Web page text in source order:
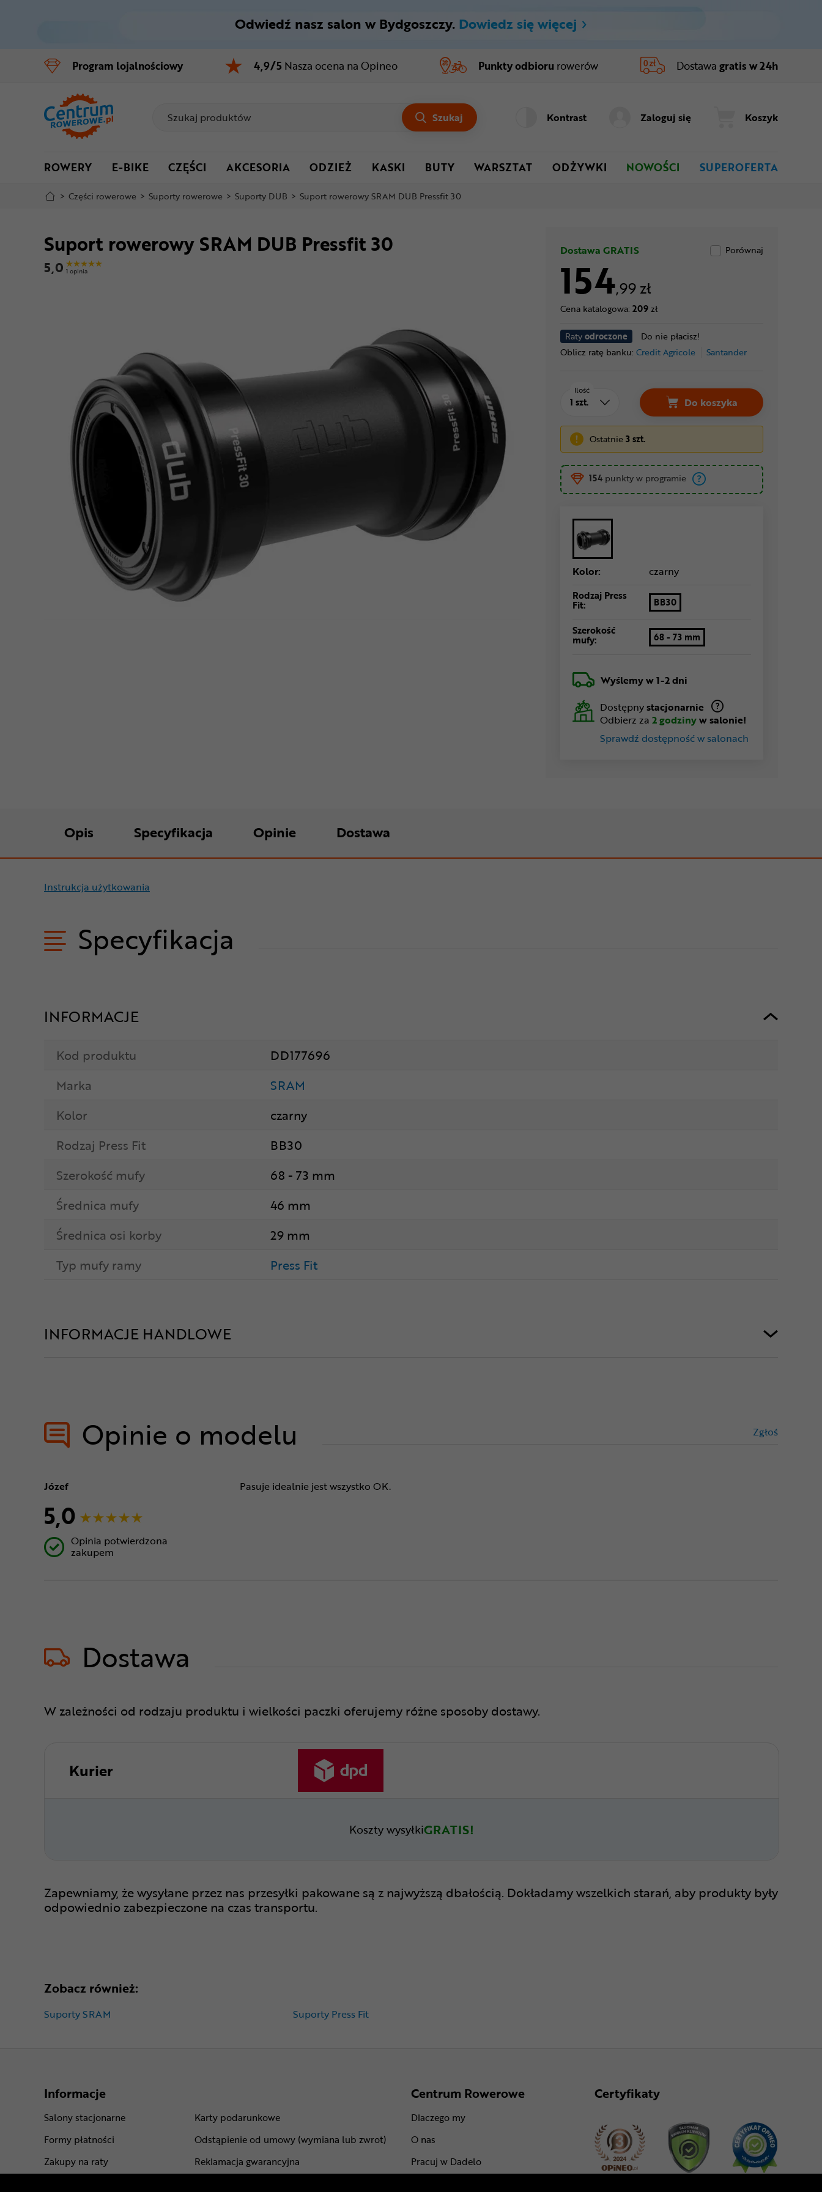
Menu główne
Informacje o produkcie
Do koszyka
Szczegółowe informacje
Mapa strony
Odwiedź nasz salon w Bydgoszczy. Dowiedz się więcej
Program lojalnościowy 4,9/5 Nasza ocena na Opineo Punkty odbioru rowerów Dostawa gratis w 24h
Szukaj Kontrast Zaloguj się Koszyk
ROWERY E-BIKE CZĘŚCI AKCESORIA ODZIEŻ KASKI BUTY WARSZTAT ODŻYWKI NOWOŚCI SUPEROFERTA
> Części rowerowe > Suporty rowerowe > Suporty DUB > Suport rowerowy SRAM DUB Pressfit 30
Suport rowerowy SRAM DUB Pressfit 30
5,0 1 opinia
Dostawa GRATIS Porównaj
154,99 zł
Cena katalogowa: 209zł
Ratyodroczone
Do nie płacisz!
Oblicz ratę banku: Credit Agricole Santander
Ilość
Do koszyka
Ostatnie3 szt.
154 punkty w programie
Kolor: czarny
Rodzaj Press
Fit: BB30
Szerokość
mufy: 68 - 73 mm
Wyślemyw 1-2 dni
Dostępnystacjonarnie
Odbierz za 2 godzinyw salonie!
Sprawdź dostępność w salonach
Opis Specyfikacja Opinie Dostawa
Instrukcja użytkowania
Specyfikacja
INFORMACJE
Kod produktu
DD177696
Marka
SRAM
Kolor
czarny
Rodzaj Press Fit
BB30
Szerokość mufy
68 - 73 mm
Średnica mufy
46 mm
Średnica osi korby
29 mm
Typ mufy ramy
Press Fit
INFORMACJE HANDLOWE
Opinie o modelu Zgłoś
Józef
5,0
Opinia potwierdzona
zakupem
Pasuje idealnie jest wszystko OK.
Dostawa
W zależności od rodzaju produktu i wielkości paczki oferujemy różne sposoby dostawy.
Kurier
Koszty wysyłkiGRATIS!
Zapewniamy, że wysyłane przez nas przesyłki pakowane są z najwyższą dbałością. Dokładamy wszelkich starań, aby produkty były
odpowiednio zabezpieczone na czas transportu.
Zobacz również:
Suporty SRAM Suporty Press Fit
Informacje
Salony stacjonarne
Formy płatności
Zakupy na raty
Karty podarunkowe
Odstąpienie od umowy (wymiana lub zwrot)
Reklamacja gwarancyjna
Centrum Rowerowe
Dlaczego my
O nas
Pracuj w Dadelo
Certyfikaty